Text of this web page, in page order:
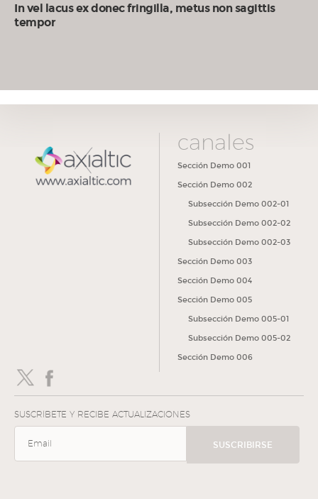
In vel lacus ex donec fringilla, metus non sagittis
tempor
canales
Sección Demo 001
Sección Demo 002
Subsección Demo 002-01
Subsección Demo 002-02
Subsección Demo 002-03
Sección Demo 003
Sección Demo 004
Sección Demo 005
Subsección Demo 005-01
Subsección Demo 005-02
Sección Demo 006
SUSCRÍBETE Y RECIBE ACTUALIZACIONES
SUSCRIBIRSE